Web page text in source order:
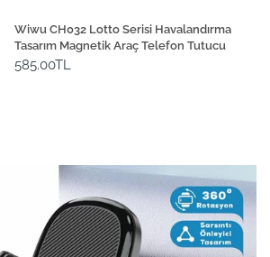
Wiwu CH032 Lotto Serisi Havalandırma
Tasarım Magnetik Araç Telefon Tutucu
585.00TL